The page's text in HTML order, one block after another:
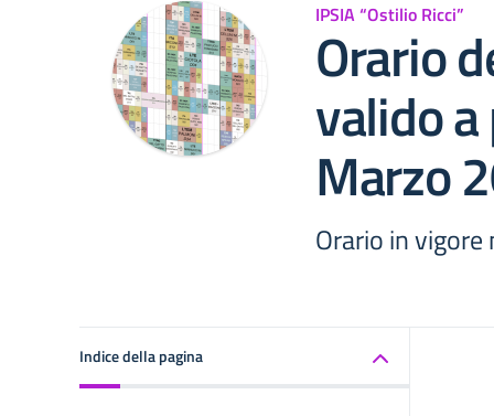
IPSIA “Ostilio Ricci”
Orario
valido
Marzo
Orario in
Indice della pagina